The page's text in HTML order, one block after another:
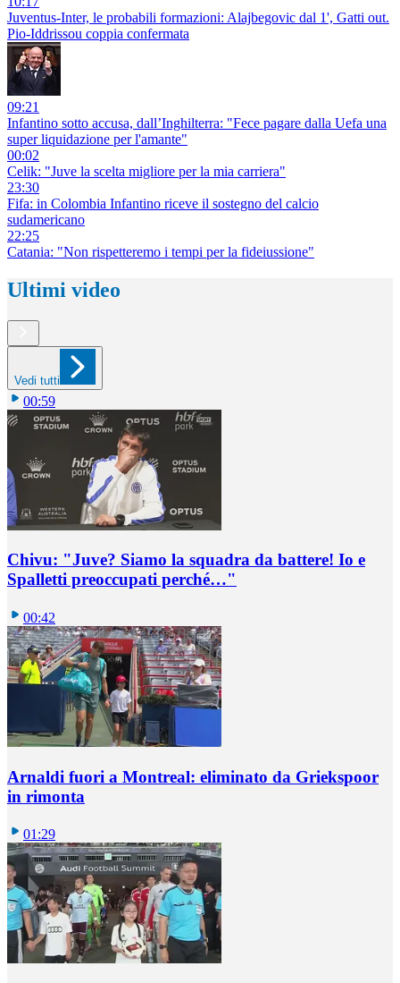
Juventus-Inter, le probabili formazioni: Alajbegovic dal 1', Gatti out.
Pio-Iddrissou coppia confermata
09:21
Infantino sotto accusa, dall’Inghilterra: "Fece pagare dalla Uefa una
super liquidazione per l'amante"
00:02
Celik: "Juve la scelta migliore per la mia carriera"
23:30
Fifa: in Colombia Infantino riceve il sostegno del calcio
sudamericano
22:25
Catania: "Non rispetteremo i tempi per la fideiussione"
Ultimi video
Vedi tutti
00:59
Chivu: "Juve? Siamo la squadra da battere! Io e
Spalletti preoccupati perché…"
00:42
Arnaldi fuori a Montreal: eliminato da Griekspoor
in rimonta
01:29